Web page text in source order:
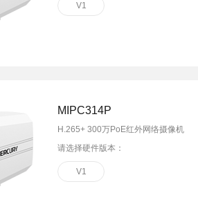
V1
MIPC314P
H.265+ 300万PoE红外网络摄像机
请选择硬件版本：
V1